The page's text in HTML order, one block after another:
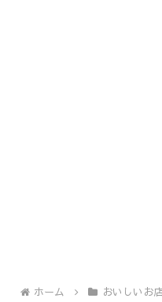
ホーム おいしいお店